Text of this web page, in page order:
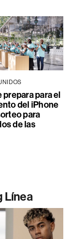
prepara para el
del iPhone
para
de las
Línea